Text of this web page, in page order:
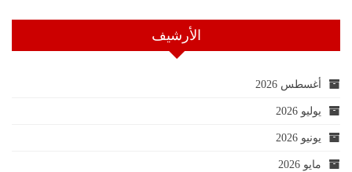
الأرشيف
أغسطس 2026
يوليو 2026
يونيو 2026
مايو 2026